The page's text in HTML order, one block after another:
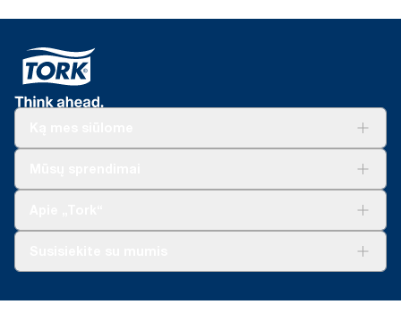
+370 5 268 3455